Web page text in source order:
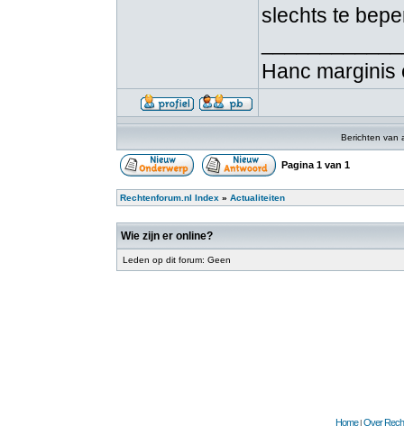
slechts te
Hanc marginis
Berichten van
Pagina 1 van 1
Rechtenforum.nl Index » Actualiteiten
Wie zijn er online?
Leden op dit forum: Geen
Home|Over